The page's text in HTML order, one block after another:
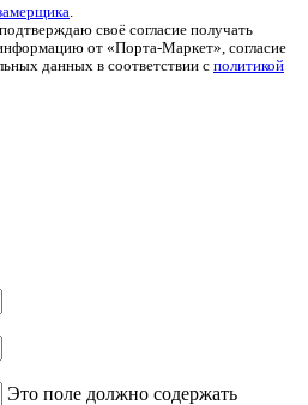
.
своё согласие получать
от «Порта-Маркет», согласие
данных в соответствии с политикой
Это поле должно содержать